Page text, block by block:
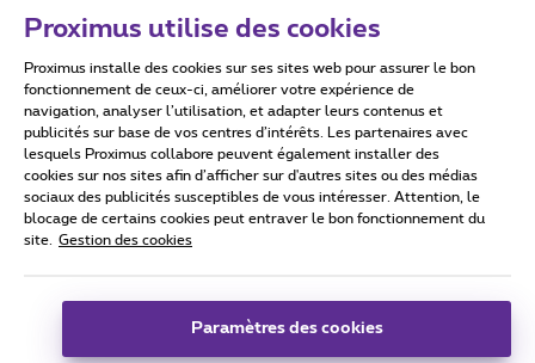
Conditions d'utilisation Accessibility statement
Tous droits réservés. © 2026 Proximus
Conditions générales, info consommateur
Coordonnées de l’entreprise
Proximus utilise des cookies
Proximus installe des cookies sur ses sites web pour assurer le bon
fonctionnement de ceux-ci, améliorer votre expérience de
navigation, analyser l’utilisation, et adapter leurs contenus et
publicités sur base de vos centres d’intérêts. Les partenaires avec
lesquels Proximus collabore peuvent également installer des
cookies sur nos sites afin d’afficher sur d'autres sites ou des médias
sociaux des publicités susceptibles de vous intéresser. Attention, le
blocage de certains cookies peut entraver le bon fonctionnement du
site.
Gestion des cookies
Paramètres des cookies